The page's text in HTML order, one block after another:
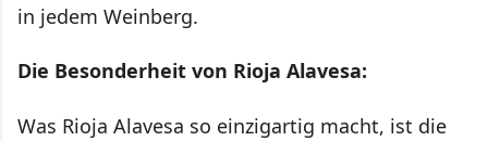
in jedem Weinberg.
Die Besonderheit von Rioja Alavesa:
Was Rioja Alavesa so einzigartig macht, ist die